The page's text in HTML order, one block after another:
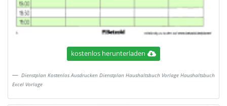
kostenlos herunterladen
Dienstplan Kostenlos Ausdrucken Dienstplan Haushaltsbuch Vorlage Haushaltsbuch
Excel Vorlage